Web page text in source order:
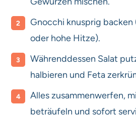
Gnocchi knusprig backen
oder hohe Hitze).
Währenddessen Salat
halbieren und Feta
Alles zusammenwerfen,
beträufeln und sofort